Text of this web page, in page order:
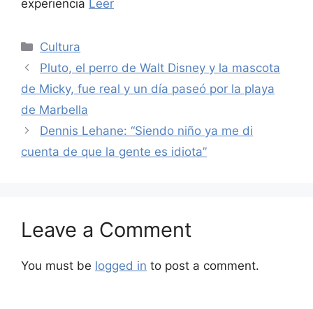
experiencia Leer
Categories
Cultura
Pluto, el perro de Walt Disney y la mascota
de Micky, fue real y un día paseó por la playa
de Marbella
Dennis Lehane: “Siendo niño ya me di
cuenta de que la gente es idiota”
Leave a Comment
You must be logged in to post a comment.